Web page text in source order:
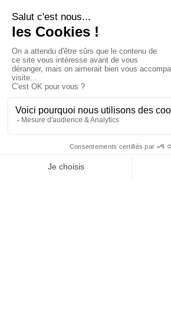
En cochant cette case, j'accepte
pixels de suivi par e-mail pour des
Documents téléchargeables